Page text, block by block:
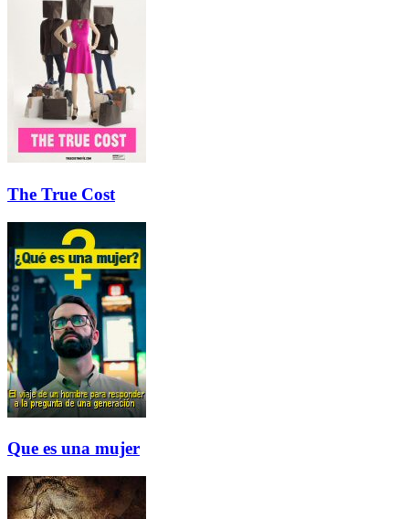
The True Cost
Que es una mujer